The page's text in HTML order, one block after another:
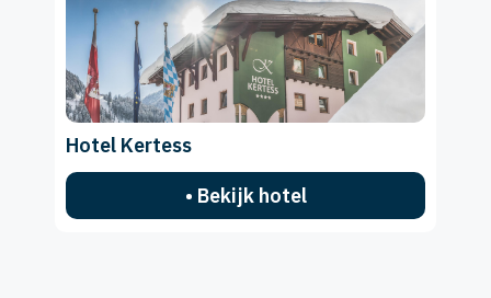
Hotel Kertess
• Bekijk hotel